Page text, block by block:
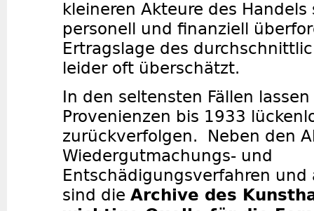
kleineren Akteure des
personell und finanziell
Ertragslage des
leider oft überschätzt.
In den seltensten Fällen
Provenienzen bis 1933
zurückverfolgen.
Neben den
Wiedergutmachungs- und
Entschädigungsverfahren und
sind die Archive des